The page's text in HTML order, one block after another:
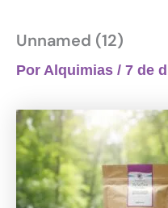
Unnamed (12)
Por Alquimias / 7 de